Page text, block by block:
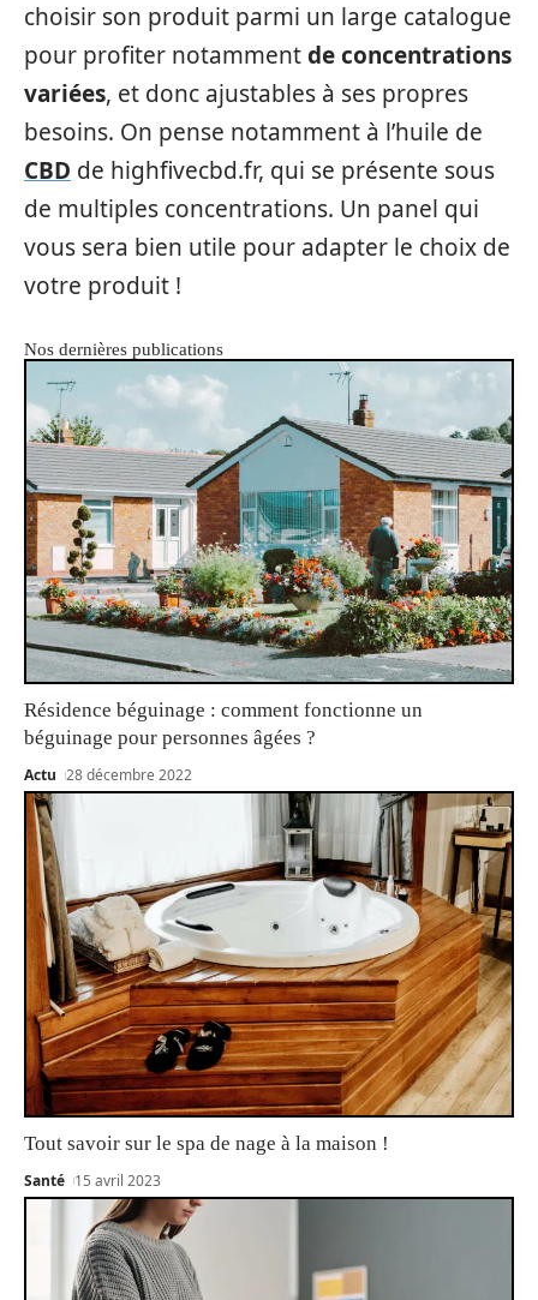
choisir son produit parmi un large catalogue
pour profiter notammentde concentrations
variées, et donc ajustables à ses propres
besoins. On pense notamment à l’huile de
CBD de highfivecbd.fr, qui se présente sous
de multiples concentrations. Un panel qui
vous sera bien utile pour adapter le choix de
votre produit !
Nos dernières publications
Résidence béguinage : comment fonctionne un
béguinage pour personnes âgées ?
Actu 28 décembre 2022
Tout savoir sur le spa de nage à la maison !
Santé 15 avril 2023